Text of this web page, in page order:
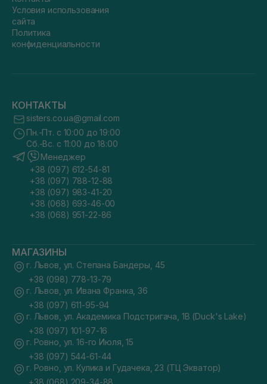
Условия использования
сайта
Политика
конфиденциальности
КОНТАКТЫ
sisters.co.ua@gmail.com
Пн.-Пт. с 10:00 до 19:00
Сб.-Вс. с 11:00 до 18:00
Менеджер
+38 (097) 612-54-81
+38 (097) 788-12-88
+38 (097) 983-41-20
+38 (068) 693-46-00
+38 (068) 951-22-86
МАГАЗИНЫ
г. Львов, ул. Степана Бандеры, 45
+38 (098) 778-13-79
г. Львов, ул. Ивана Франка, 36
+38 (097) 611-95-94
г. Львов, ул. Академика Подстригача, 1В (Duck's Lake)
+38 (097) 101-97-16
г. Ровно, ул. 16-го Июля, 15
+38 (097) 544-61-44
г. Ровно, ул. Кулика и Гудачека, 23 (ТЦ Экватор)
+38 (068) 209-34-88